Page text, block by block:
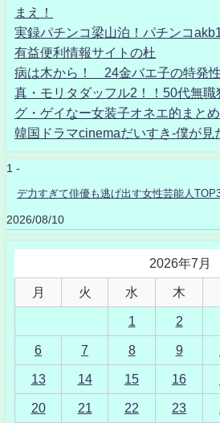
まえ！
実録パチンコ梁山泊！パチンコ
有益便利情報サイトの杜
病は木から！ 24金バエ子の特発
真・モリタダッフル2！！50代無
グ・ゲイなー女装子オネエ的まと
韓国ドラマcinemaだいすき-僕が見
1 -
デ力すぎて俳優も逃げ出す女性芸能人
2026/08/10
2026年7月
月 火 水 木
1 2
6 7 8 9
13 14 15 16
20 21 22 23